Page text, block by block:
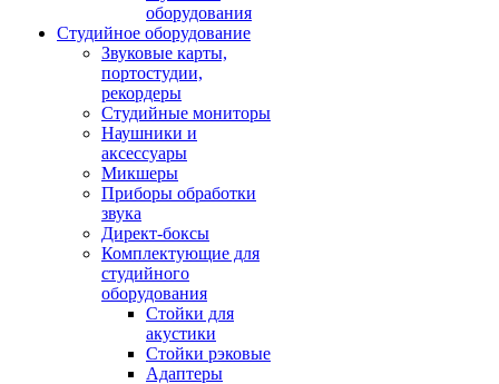
оборудования
Студийное оборудование
Звуковые карты,
портостудии,
рекордеры
Студийные мониторы
Наушники и
аксессуары
Микшеры
Приборы обработки
звука
Директ-боксы
Комплектующие для
студийного
оборудования
Стойки для
акустики
Стойки рэковые
Адаптеры